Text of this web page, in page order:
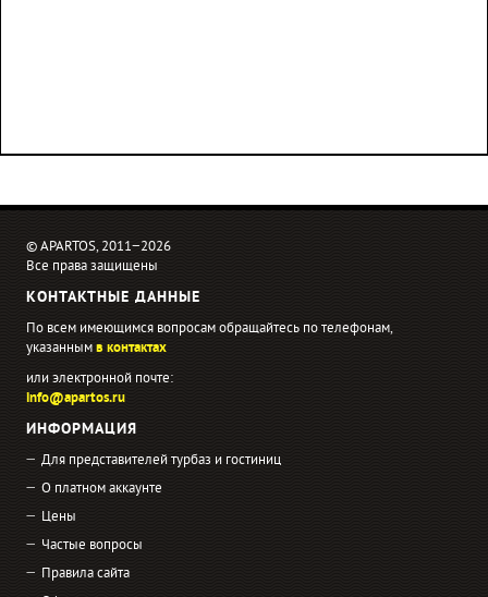
© APARTOS, 2011−2026
Все права защищены
КОНТАКТНЫЕ ДАННЫЕ
По всем имеющимся вопросам обращайтесь по телефонам,
указаннымв контактах
или электронной почте:
info@apartos.ru
ИНФОРМАЦИЯ
Для представителей турбаз и гостиниц
О платном аккаунте
Цены
Частые вопросы
Правила сайта